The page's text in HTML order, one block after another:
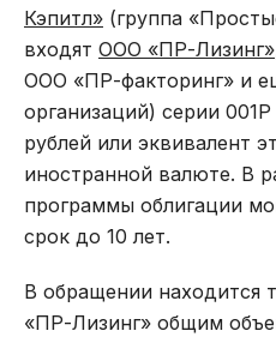
Кэпитл» (группа
входят ООО «ПР-Лизинг»
ООО «ПР-факторинг» и
организаций) серии
рублей или эквивалент
иностранной валюте. В
программы облигации
срок до 10 лет.
В обращении находится
«ПР-Лизинг» общим